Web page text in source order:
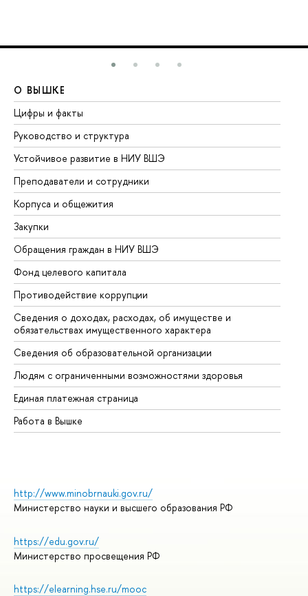
О ВЫШКЕ
Цифры и факты
Руководство и структура
Устойчивое развитие в НИУ ВШЭ
Преподаватели и сотрудники
Корпуса и общежития
Закупки
Обращения граждан в НИУ ВШЭ
Фонд целевого капитала
Противодействие коррупции
Сведения о доходах, расходах, об имуществе и
обязательствах имущественного характера
Сведения об образовательной организации
Людям с ограниченными возможностями здоровья
Единая платежная страница
Работа в Вышке
http://www.minobrnauki.gov.ru/
Министерство науки и высшего образования РФ
https://edu.gov.ru/
Министерство просвещения РФ
https://elearning.hse.ru/mooc